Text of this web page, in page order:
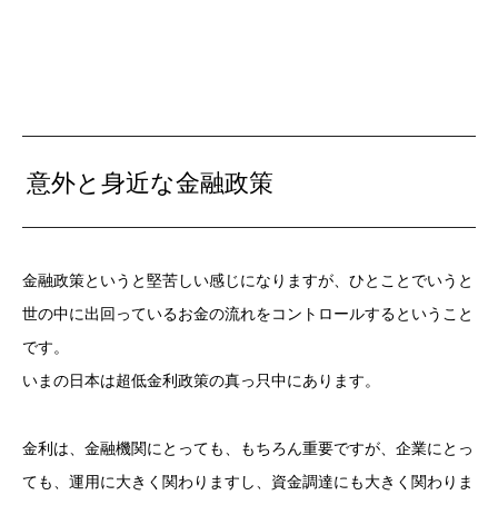
意外と身近な金融政策
金融政策というと堅苦しい感じになりますが、ひとことでいうと
世の中に出回っているお金の流れをコントロールするということ
です。
いまの日本は超低金利政策の真っ只中にあります。
金利は、金融機関にとっても、もちろん重要ですが、企業にとっ
ても、運用に大きく関わりますし、資金調達にも大きく関わりま